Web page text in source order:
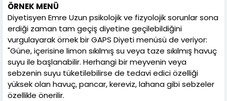
ÖRNEK MENÜ
Diyetisyen Emre Uzun psikolojik ve fizyolojik sorunlar sona
erdiği zaman tam geçiş diyetine geçilebildiğini
vurgulayarak örnek bir GAPS Diyeti menüsü de veriyor:
"Güne, içerisine limon sıkılmış su veya taze sıkılmış havuç
suyu ile başlanabilir. Herhangi bir meyvenin veya
sebzenin suyu tüketilebilirse de tedavi edici özelliği
yüksek olan havuç, pancar, kereviz, lahana gibi sebzeler
özellikle önerilir.